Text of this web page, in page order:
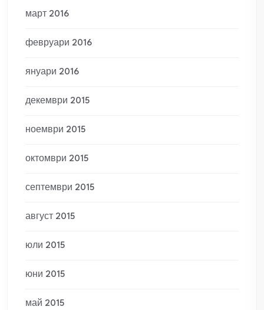
март 2016
февруари 2016
януари 2016
декември 2015
ноември 2015
октомври 2015
септември 2015
август 2015
юли 2015
юни 2015
май 2015